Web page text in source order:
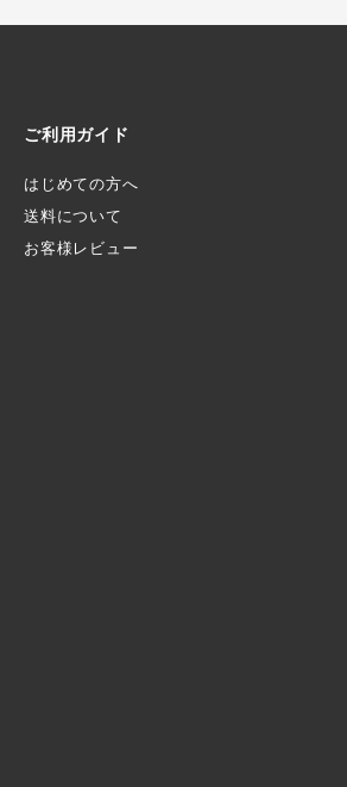
ご利用ガイド
はじめての方へ
送料について
お客様レビュー